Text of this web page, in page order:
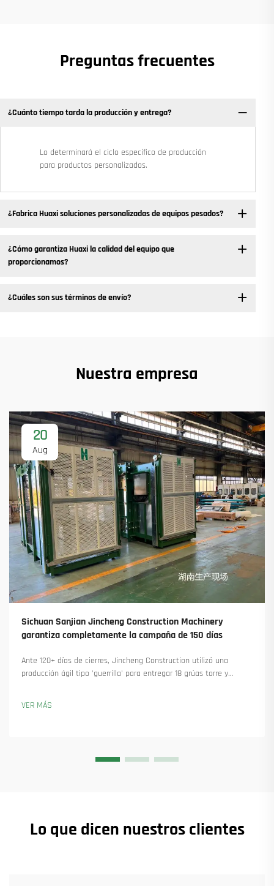
Preguntas frecuentes
¿Cuánto tiempo tarda la producción y entrega?
Lo determinará el ciclo específico de producción
para productos personalizados.
¿Fabrica Huaxi soluciones personalizadas de equipos pesados?
¿Cómo garantiza Huaxi la calidad del equipo que
proporcionamos?
¿Cuáles son sus términos de envío?
Nuestra empresa
20
Aug
Sichuan Sanjian Jincheng Construction Machinery
garantiza completamente la campaña de 150 días
Ante 120+ días de cierres, Jincheng Construction utilizó una
producción ágil tipo 'guerrilla' para entregar 18 grúas torre y
la producción en marcha. Obtenga más información.
VER MÁS
Lo que dicen nuestros clientes